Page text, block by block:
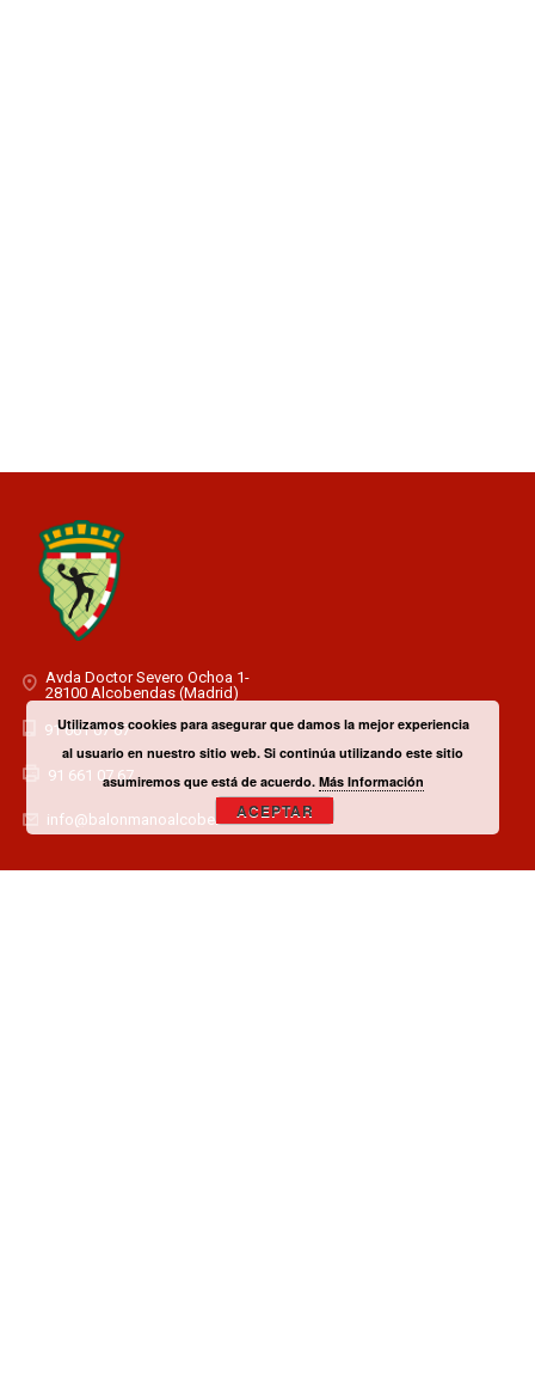
Avda Doctor Severo Ochoa 1-
28100 Alcobendas (Madrid)
91 661 07 67
91 661 07 67
info@balonmanoalcobendas.es
Utilizamos cookies para asegurar que damos la mejor experiencia
al usuario en nuestro sitio web. Si continúa utilizando este sitio
asumiremos que está de acuerdo. Más Información
ACEPTAR